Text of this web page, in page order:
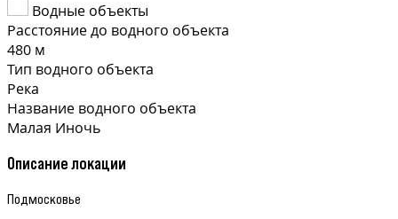
Водные объекты
Расстояние до водного объекта
480 м
Тип водного объекта
Река
Название водного объекта
Малая Иночь
Описание локации
Подмосковье